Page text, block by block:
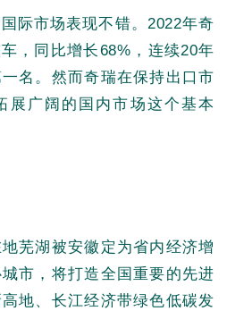
际市场表现不错。2022年奇
，同比增长68%，连续20年
名。然而奇瑞在保持出口市
展广阔的国内市场这个基本
芜湖被安徽定为省内经济增
市，将打造全国重要的先进
地、长江经济带绿色低碳发